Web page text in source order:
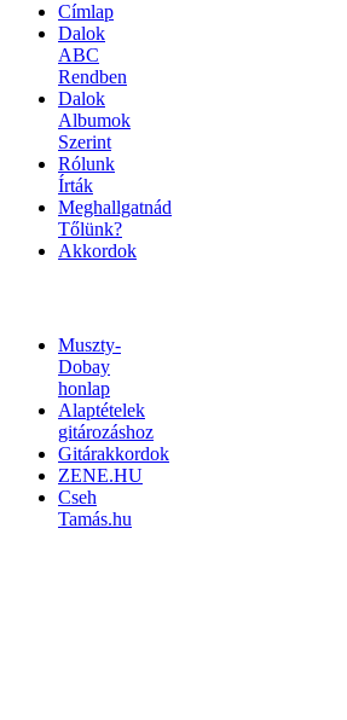
Címlap
Dalok
ABC
Rendben
Dalok
Albumok
Szerint
Rólunk
Írták
Meghallgatnád
Tőlünk?
Akkordok
Muszty-
Dobay
honlap
Alaptételek
gitározáshoz
Gitárakkordok
ZENE.HU
Cseh
Tamás.hu